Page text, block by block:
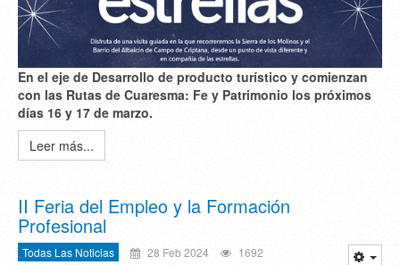
En el eje de Desarrollo de producto turístico y comienzan
con las Rutas de Cuaresma: Fe y Patrimonio los próximos
días 16 y 17 de marzo.
Leer más...
II Feria del Empleo y la Formación
Profesional
Todas Las Noticias 28 Feb 2024 1692